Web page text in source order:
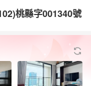
桃縣字001340號